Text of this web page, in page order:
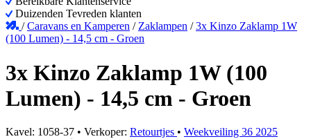
Duizenden Tevreden klanten
/Caravans en Kamperen / Zaklampen /3x Kinzo Zaklamp 1W
(100 Lumen) - 14,5 cm - Groen
3x Kinzo Zaklamp 1W (100
Lumen) - 14,5 cm - Groen
Kavel: 1058-37 • Verkoper: Retourtjes • Weekveiling 36 2025